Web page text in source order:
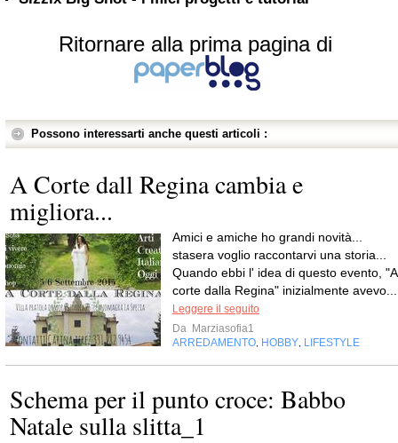
Ritornare alla prima pagina di
Possono interessarti anche questi articoli :
A Corte dall Regina cambia e
migliora...
Amici e amiche ho grandi novità...
stasera voglio raccontarvi una storia...
Quando ebbi l' idea di questo evento, "A
corte dalla Regina" inizialmente avevo...
Leggere il seguito
Da Marziasofia1
ARREDAMENTO HOBBY LIFESTYLE
Schema per il punto croce: Babbo
Natale sulla slitta_1